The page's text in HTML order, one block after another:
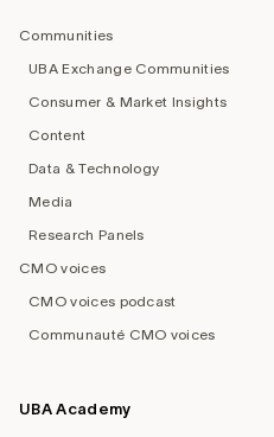
Communities
UBA Exchange Communities
Consumer & Market Insights
Content
Data & Technology
Media
Research Panels
CMO voices
CMO voices podcast
Communauté CMO voices
UBA Academy